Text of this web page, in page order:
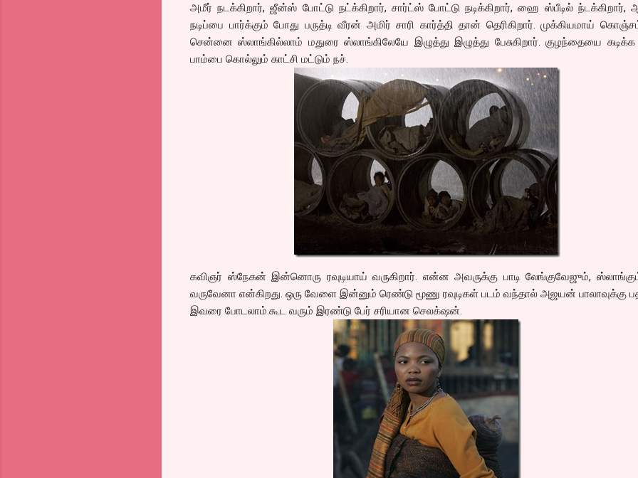
அமீர் நடக்கிறார், ஜீன்ஸ் போட்டு நட்க்கிறார், சார்ட்ஸ் போட்டு நடிக்கிறார், ஹை ஸ்பீடில் ந்டக்கிறார்,
நடிப்பை பார்க்கும் போது பருத்டி வீரன் அமிர் சாரி கார்த்தி தான் தெரிகிறார். முக்கியமாய்
சென்னை ஸ்லாங்கில்லாம் மதுரை ஸ்லாங்கிலேயே இழுத்து இழுத்து பேசுகிறார். குழந்தையை கடிக்க
பாம்பை கொல்லும் காட்சி மட்டும் நச்.
கவிஞர் ஸ்நேகன் இன்னொரு ரவுடியாய் வருகிறார். என்ன அவருக்கு பாடி லேங்குவேஜும்,
வருவேனா என்கிறது. ஒரு வேளை இன்னும் ரெண்டு மூணு ரவுடிகள் படம் வந்தால் அஜயன் பாலாவுக்கு
இவரை போடலாம்.கூட வரும் இரண்டு பேர் சரியான செலக்‌ஷன்.